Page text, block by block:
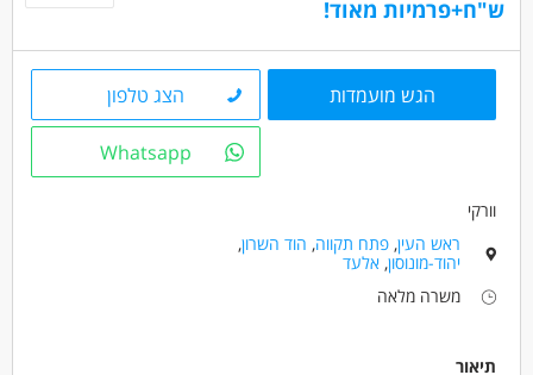
ש"ח+פרמיות מאוד!
הגש מועמדות הצג טלפון
Whatsapp
וורקי
ראש העין,פתח תקווה, הוד השרון,
יהוד-מונוסון,אלעד
משרה מלאה
תיאור